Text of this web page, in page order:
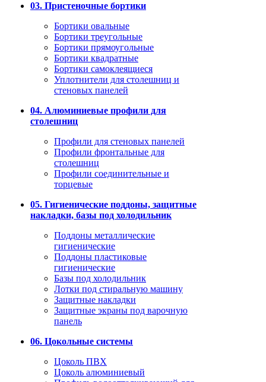
03. Пристеночные бортики
Бортики овальные
Бортики треугольные
Бортики прямоугольные
Бортики квадратные
Бортики самоклеящиеся
Уплотнители для столешниц и
стеновых панелей
04. Алюминиевые профили для
столешниц
Профили для стеновых панелей
Профили фронтальные для
столешниц
Профили соединительные и
торцевые
05. Гигиенические поддоны, защитные
накладки, базы под холодильник
Поддоны металлические
гигиенические
Поддоны пластиковые
гигиенические
Базы под холодильник
Лотки под стиральную машину
Защитные накладки
Защитные экраны под варочную
панель
06. Цокольные системы
Цоколь ПВХ
Цоколь алюминиевый